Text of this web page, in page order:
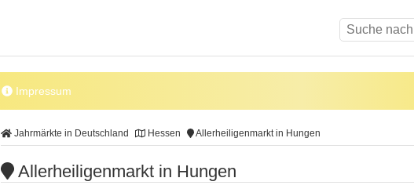
Impressum
Jahrmärkte in Deutschland Hessen Allerheiligenmarkt in Hungen
Allerheiligenmarkt in Hungen